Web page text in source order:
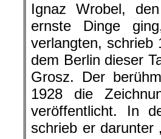
Ignaz Wrobel,
ernste Dinge
verlangten, schrieb
dem Berlin dieser
Grosz. Der
1928 die
veröffentlicht. In
schrieb er darunter